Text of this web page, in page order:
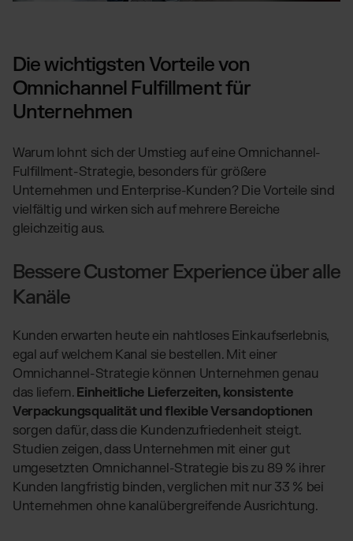
Die wichtigsten Vorteile von
Omnichannel Fulfillment für
Unternehmen
Warum lohnt sich der Umstieg auf eine Omnichannel-
Fulfillment-Strategie, besonders für größere
Unternehmen und Enterprise-Kunden? Die Vorteile sind
vielfältig und wirken sich auf mehrere Bereiche
gleichzeitig aus.
Bessere Customer Experience über alle
Kanäle
Kunden erwarten heute ein nahtloses Einkaufserlebnis,
egal auf welchem Kanal sie bestellen. Mit einer
Omnichannel-Strategie können Unternehmen genau
das liefern. Einheitliche Lieferzeiten, konsistente
Verpackungsqualität und flexible Versandoptionen
sorgen dafür, dass die Kundenzufriedenheit steigt.
Studien zeigen, dass Unternehmen mit einer gut
umgesetzten Omnichannel-Strategie bis zu 89 % ihrer
Kunden langfristig binden, verglichen mit nur 33 % bei
Unternehmen ohne kanalübergreifende Ausrichtung.